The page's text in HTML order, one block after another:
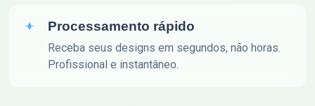
Processamento rápido
Receba seus designs em segundos, não horas.
Profissional e instantâneo.